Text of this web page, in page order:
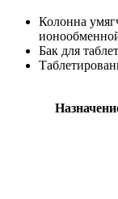
Колонна
Бак для